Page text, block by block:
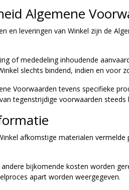
Algemene
en leveringen van Winkel zijn de
of mededeling inhoudende
slechts bindend, indien en voor
Voorwaarden tevens specifieke
tegenstrijdige voorwaarden
afkomstige materialen
bijkomende kosten worden
apart worden weergegeven.